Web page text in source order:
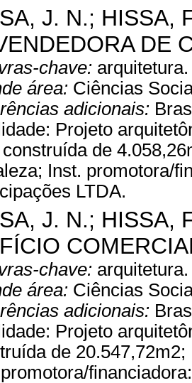
J. N.; HISSA,
DE
chave: arquitetura.
área: Ciências
adicionais:
Projeto
de
Inst. promotora/
LTDA.
J. N.; HISSA,
chave: arquitetura.
área: Ciências
adicionais:
Projeto
de